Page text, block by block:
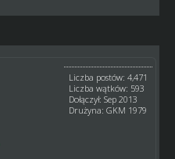
Liczba postów: 4,471
Liczba wątków: 593
Dołączył: Sep 2013
Drużyna: GKM 1979